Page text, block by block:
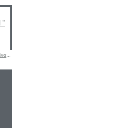
Λαμπάδα για κορίτσι "Γατούλα Μπαλαρίνα floral " με λαστιχάκι μαλλιών και όνομα